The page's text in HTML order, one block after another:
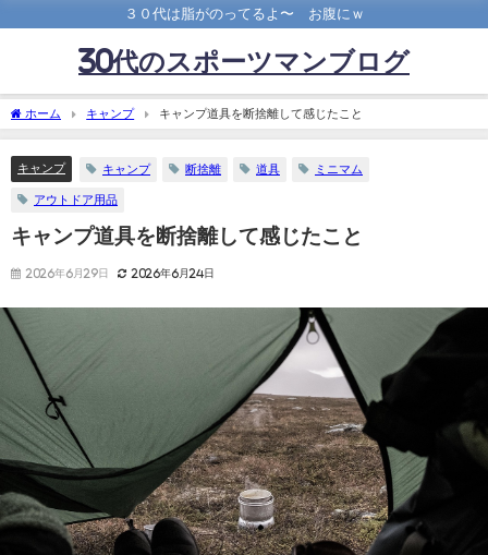
３０代は脂がのってるよ〜 お腹にｗ
30代のスポーツマンブログ
ホーム キャンプ キャンプ道具を断捨離して感じたこと
キャンプ キャンプ 断捨離 道具 ミニマム
アウトドア用品
キャンプ道具を断捨離して感じたこと
2026年6月29日 2026年6月24日